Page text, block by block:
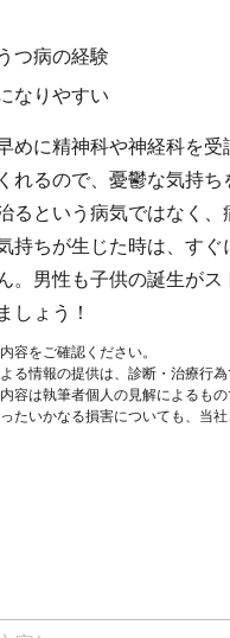
つ病の経験
なりやすい
めに精神科や神経科を
れるので、憂鬱な気持
るという病気ではなく
持ちが生じた時は、す
。男性も子供の誕生が
しょう！
容をご確認ください。
る情報の提供は、診断・治療行
容は執筆者個人の見解によるも
たいかなる損害についても、当